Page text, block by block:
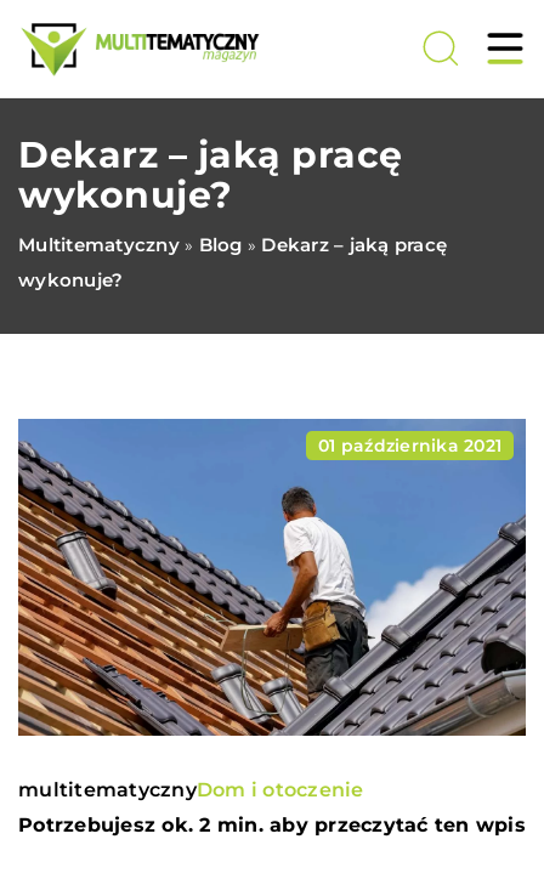
Dekarz – jaką pracę
wykonuje?
Multitematyczny» Blog » Dekarz – jaką pracę
wykonuje?
01 października 2021
multitematycznyDom i otoczenie
Potrzebujesz ok. 2 min. aby przeczytać ten wpis